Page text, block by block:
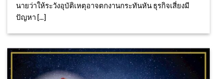
นายว่าให้ระวังอุบัติเหตุอาจตกงานกระทันหัน ธุรกิจเสี่ยงมี
ปัญหา [...]